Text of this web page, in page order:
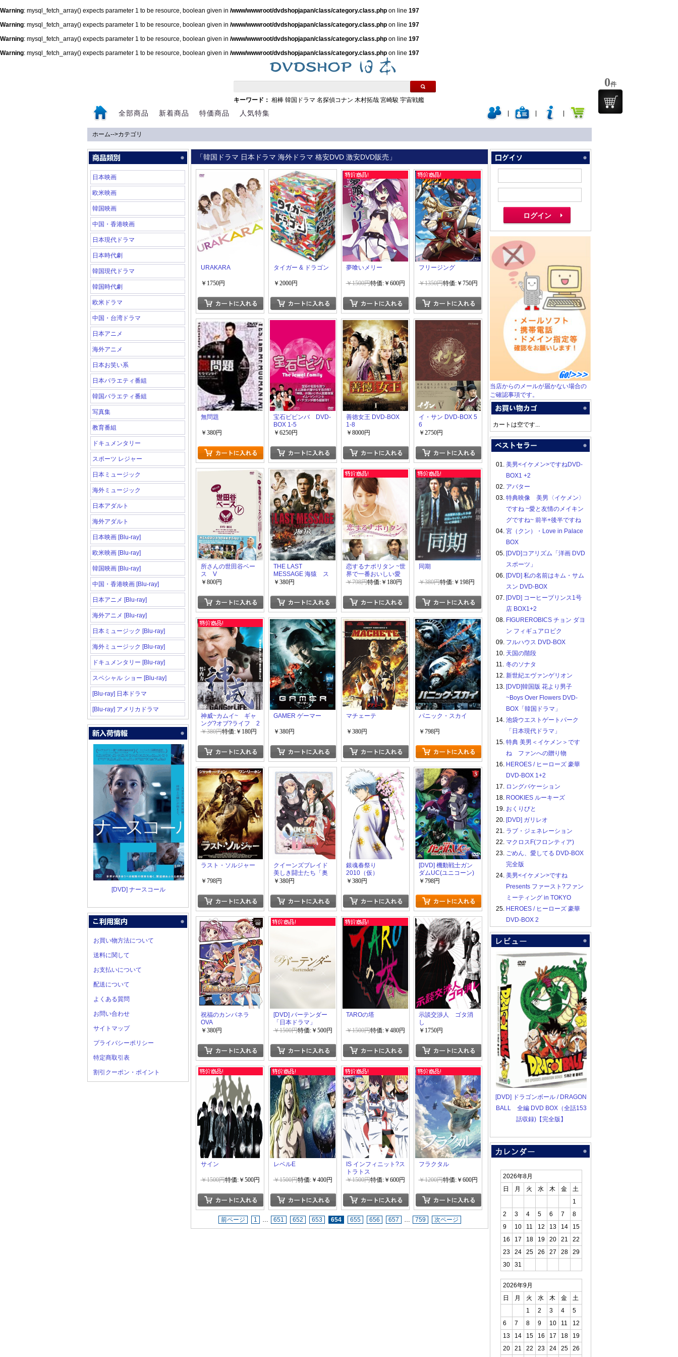
Warning: mysql_fetch_array() expects parameter 1 to be resource, boolean given in /www/wwwroot/dvdshopjapan/class/category.class.php on line 197
Warning: mysql_fetch_array() expects parameter 1 to be resource, boolean given in /www/wwwroot/dvdshopjapan/class/category.class.php on line 197
Warning: mysql_fetch_array() expects parameter 1 to be resource, boolean given in /www/wwwroot/dvdshopjapan/class/category.class.php on line 197
Warning: mysql_fetch_array() expects parameter 1 to be resource, boolean given in /www/wwwroot/dvdshopjapan/class/category.class.php on line 197
キーワード： 相棒 韓国ドラマ 名探偵コナン 木村拓哉 宮崎駿 宇宙戦艦
全部商品 新着商品 特価商品 人気特集
ホーム-->カテゴリ
日本映画
欧米映画
韓国映画
中国・香港映画
日本現代ドラマ
日本時代劇
韓国現代ドラマ
韓国時代劇
欧米ドラマ
中国・台湾ドラマ
日本アニメ
海外アニメ
日本お笑い系
日本バラエティ番組
韓国バラエティ番組
写真集
教育番組
ドキュメンタリー
スポーツ レジャー
日本ミュージック
海外ミュージック
日本アダルト
海外アダルト
日本映画 [Blu-ray]
欧米映画 [Blu-ray]
韓国映画 [Blu-ray]
中国・香港映画 [Blu-ray]
日本アニメ [Blu-ray]
海外アニメ [Blu-ray]
日本ミュージック [Blu-ray]
海外ミュージック [Blu-ray]
ドキュメンタリー [Blu-ray]
スペシャル ショー [Blu-ray]
[Blu-ray] 日本ドラマ
[Blu-ray] アメリカドラマ
[DVD] ナースコール
お買い物方法について
送料に関して
お支払いについて
配送について
よくある質問
お問い合わせ
サイトマップ
プライバシーポリシー
特定商取引表
割引クーポン・ポイント
「韓国ドラマ 日本ドラマ 海外ドラマ 格安DVD 激安DVD販売」
URAKARA
￥1750円
タイガー & ドラゴン
￥2000円
夢喰いメリー
￥1500円特価:￥600円
フリージング
￥1350円特価:￥750円
無問題
￥380円
宝石ビビンバ DVD-
BOX 1-5
￥6250円
善徳女王 DVD-BOX
1-8
￥8000円
イ・サン DVD-BOX 5
6
￥2750円
所さんの世田谷ベー
ス V
￥800円
THE LAST
MESSAGE 海猿 ス
タンダード?エディシ
￥380円
恋するナポリタン ~世
界で一番おいしい愛
され方~
￥798円特価:￥180円
同期
￥380円特価:￥198円
神威~カムイ~ ギャ
ング?オブ?ライフ 2
￥380円特価:￥180円
GAMER ゲーマー
￥380円
マチェーテ
￥380円
パニック・スカイ
￥798円
ラスト・ソルジャー
￥798円
クイーンズブレイド
美しき闘士たち「奥
義！差添いの逢魔が
￥380円
銀魂春祭り
2010（仮）
￥380円
[DVD] 機動戦士ガン
ダムUC(ユニコーン)
3￥798円
祝福のカンパネラ
OVA
￥380円
[DVD] バーテンダー
「日本ドラマ」
￥1500円特価:￥500円
TAROの塔
￥1500円特価:￥480円
示談交渉人 ゴタ消
し
￥1750円
サイン
￥1500円特価:￥500円
レベルE
￥1500円特価:￥400円
IS インフィニット?ス
トラトス
￥1500円特価:￥600円
フラクタル
￥1200円特価:￥600円
前ページ 1 … 651 652 653 654 655 656 657 … 759 次ページ
当店からのメールが届かない場合の
ご確認事項です。
カートは空です...
01. 美男<イケメン>ですねDVD-
BOX1 +2
02. アバター
03. 特典映像 美男〈イケメン〉
ですね ~愛と友情のメイキン
グですね~ 前半+後半ですね
04. 宮（クン）・Love in Palace
BOX
05. [DVD]コアリズム「洋画 DVD
スポーツ」
06. [DVD] 私の名前はキム・サム
スン DVD-BOX
07. [DVD] コーヒープリンス1号
店 BOX1+2
08. FIGUREROBICS チョン ダヨ
ン フィギュアロビク
09. フルハウス DVD-BOX
10. 天国の階段
11. 冬のソナタ
12. 新世紀エヴァンゲリオン
13. [DVD]韓国版 花より男子
~Boys Over Flowers DVD-
BOX「韓国ドラマ」
14. 池袋ウエストゲートパーク
「日本現代ドラマ」
15. 特典 美男＜イケメン＞です
ね ファンへの贈り物
16. HEROES / ヒーローズ 豪華
DVD-BOX 1+2
17. ロングバケーション
18. ROOKIES ルーキーズ
19. おくりびと
20. [DVD] ガリレオ
21. ラブ・ジェネレーション
22. マクロスF(フロンティア)
23. ごめん、愛してる DVD-BOX
完全版
24. 美男<イケメン>ですね
Presents ファースト?ファン
ミーティング in TOKYO
25. HEROES / ヒーローズ 豪華
DVD-BOX 2
[DVD] ドラゴンボール / DRAGON
BALL 全編 DVD BOX（全話153
話収録)【完全版】
2026年8月
日
月 火 水 木 金
土
1
2
3 4 5 6 7
8
9
10 11 12 13 14
15
16
17 18 19 20 21
22
23
24 25 26 27 28
29
30
31
2026年9月
日
月 火 水 木 金
土
1
2 3 4
5
6
7 8 9 10 11
12
13
14 15 16 17 18
19
20
21 22 23 24 25 26
0件